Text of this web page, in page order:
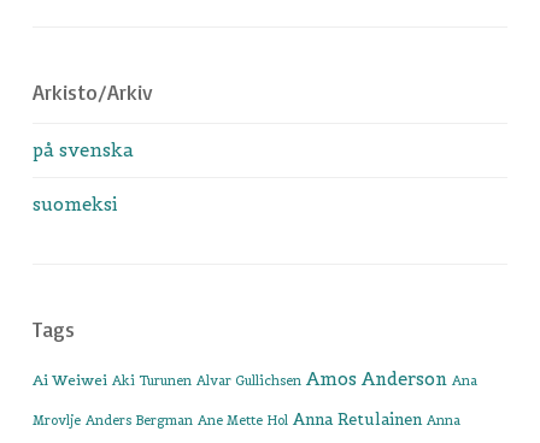
Arkisto/Arkiv
på svenska
suomeksi
Tags
Ai Weiwei Aki Turunen Alvar Gullichsen Amos Anderson Ana
Mrovlje Anders Bergman Ane Mette Hol Anna Retulainen Anna